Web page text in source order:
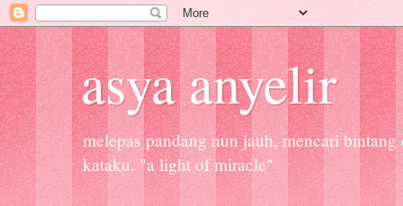
asya anyelir
melepas pandang nun jauh, mencari
kataku. "a light of miracle"